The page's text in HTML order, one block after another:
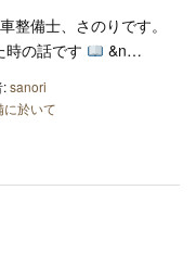
整備士、さのりです。
時の話です
&n…
:sanori
に於いて